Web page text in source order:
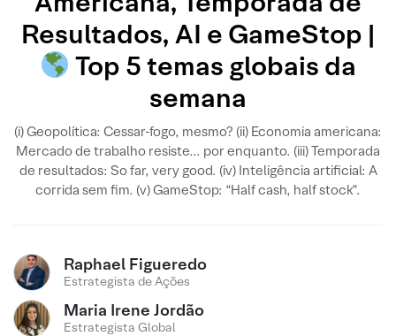
Resultados, AI e GameStop |
Top 5 temas globais da
semana
(i) Geopolítica: Cessar-fogo, mesmo? (ii) Economia americana:
Mercado de trabalho resiste... por enquanto. (iii) Temporada
de resultados: So far, very good. (iv) Inteligência artificial: A
corrida sem fim. (v) GameStop: “Half cash, half stock”.
Raphael Figueredo
Estrategista de Ações
Maria Irene Jordão
Estrategista Global